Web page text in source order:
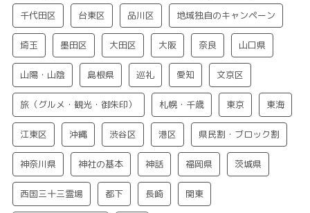
千代田区 台東区 品川区 地域独自のキャンペーン
埼玉 墨田区 大田区 大阪 奈良 山口県
山陽・山陰 島根県 巡礼 愛知 文京区
旅（グルメ・観光・御朱印） 札幌・千歳 東京 東海
江東区 沖縄 渋谷区 港区 県民割・ブロック割
神奈川県 神社の基本 神話 福岡県 茨城県
西国三十三霊場 都下 長崎 関東